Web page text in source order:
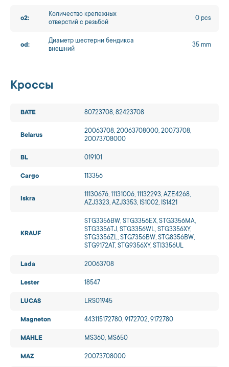
o2:
Количество крепежных
отверстий с резьбой
0 pcs
od:
Диаметр шестерни бендикса
внешний
35 mm
Кроссы
BATE 80723708, 82423708
Belarus
20063708, 20063708000, 20073708,
20073708000
BL 019101
Cargo 113356
Iskra
11130676, 11131006, 11132293, AZE4268,
AZJ3323, AZJ3353, IS1002, IS1421
KRAUF
STG3356BW, STG3356EX, STG3356MA,
STG3356TJ, STG3356WL, STG3356XY,
STG3356ZL, STG7356BW, STG8356BW,
STG9172AT, STG9356XY, STI3356UL
Lada 20063708
Lester 18547
LUCAS LRS01945
Magneton 443115172780, 9172702, 9172780
MAHLE MS360, MS650
MAZ 20073708000